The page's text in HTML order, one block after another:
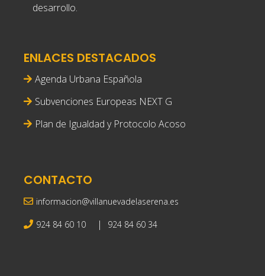
desarrollo.
ENLACES DESTACADOS
Agenda Urbana Española
Subvenciones Europeas NEXT G
Plan de Igualdad y Protocolo Acoso
CONTACTO
informacion@villanuevadelaserena.es
924 84 60 10 | 924 84 60 34